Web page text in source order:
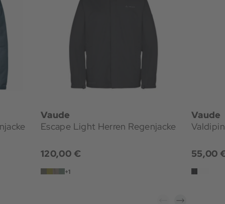
Vaude
Escape Light Herren Regenjacke
120,00 €
+1
Vaude
55,00